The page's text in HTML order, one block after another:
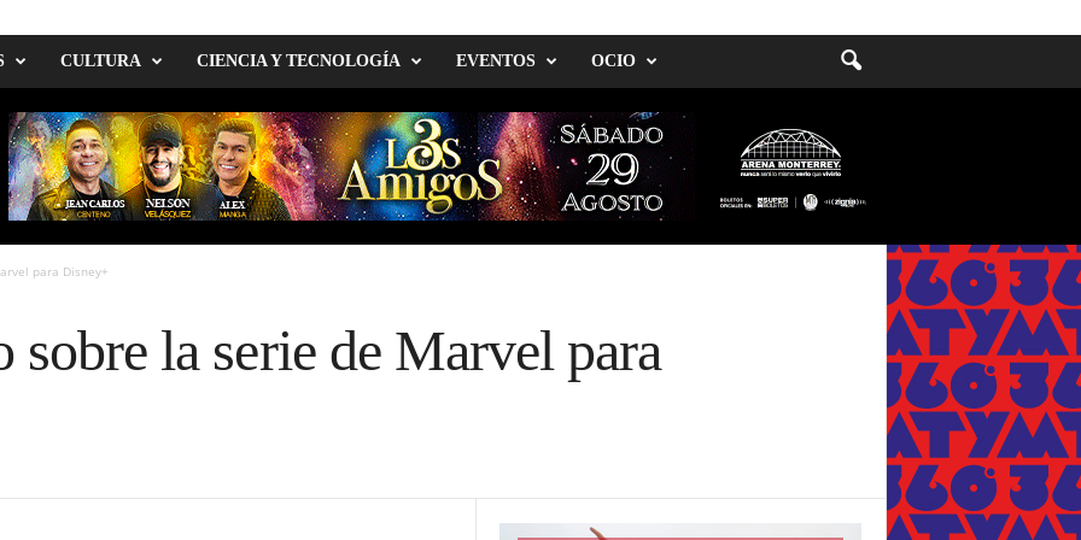
CULTURA CIENCIA Y TECNOLOGÍA EVENTOS OCIO
para Disney+
sobre la serie de Marvel para